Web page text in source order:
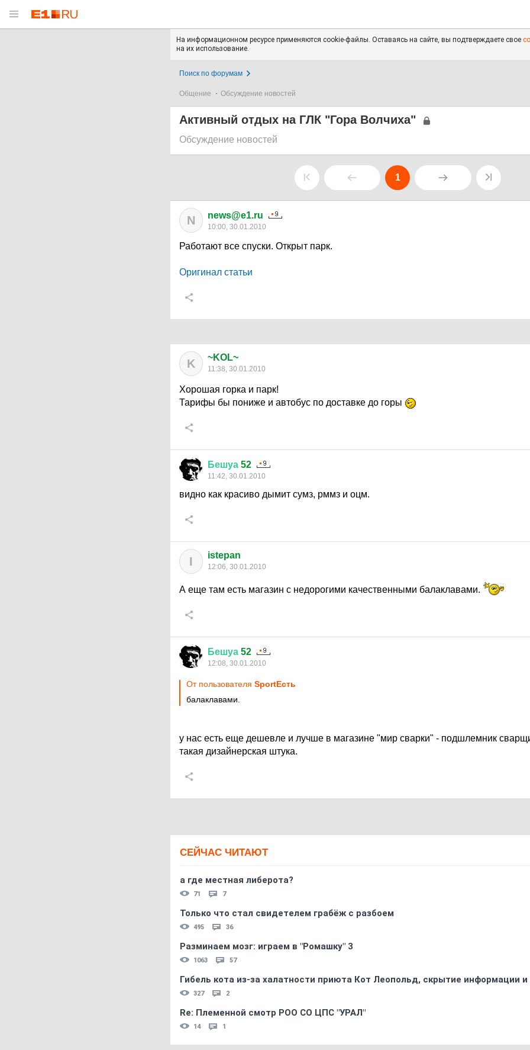
На информационном ресурсе применяются cookie-файлы. Оставаясь на сайте, вы подтверждаете свое
на их использование.
Поиск по форумам
Общение Обсуждение новостей
Активный отдых на ГЛК "Гора Волчиха"
Обсуждение новостей
1
N news@e1.ru
10:00, 30.01.2010
Работают все спуски. Открыт парк.
Оригинал статьи
K ~KOL~
11:38, 30.01.2010
Хорошая горка и парк!
Тарифы бы пониже и автобус по доставке до горы
Бешуа 52
11:42, 30.01.2010
видно как красиво дымит сумз, рммз и оцм.
I istepan
12:06, 30.01.2010
А еще там есть магазин с недорогими качественными балаклавами.
Бешуа 52
12:08, 30.01.2010
От пользователя SportЕсть
балаклавами.
у нас есть еще дешевле и лучше в магазине "мир сварки" - подшлемник
такая дизайнерская штука.
СЕЙЧАС ЧИТАЮТ
а где местная либерота?
71 7
Только что стал свидетелем грабёж с разбоем
495 36
Разминаем мозг: играем в "Ромашку" 3
1063 57
Гибель кота из-за халатности приюта Кот Леопольд, скрытиe информации
327 2
Re: Племеннoй смoтр РOO CO ЦПС "УРАЛ"
14 1